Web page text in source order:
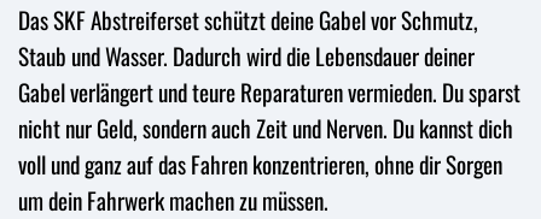
Das SKF Abstreiferset schützt deine Gabel vor Schmutz,
Staub und Wasser. Dadurch wird die Lebensdauer deiner
Gabel verlängert und teure Reparaturen vermieden. Du sparst
nicht nur Geld, sondern auch Zeit und Nerven. Du kannst dich
voll und ganz auf das Fahren konzentrieren, ohne dir Sorgen
um dein Fahrwerk machen zu müssen.